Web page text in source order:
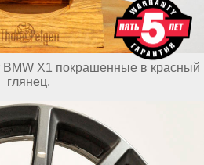
X1 покрашенные в красный
глянец.